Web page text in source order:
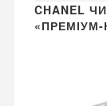
CHANEL